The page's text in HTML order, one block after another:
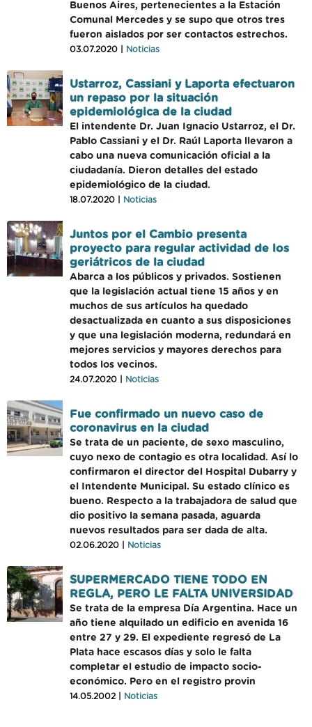
Buenos Aires, pertenecientes a la Estación
Comunal Mercedes y se supo que otros tres
fueron aislados por ser contactos estrechos.
03.07.2020 | Noticias
Ustarroz, Cassiani y Laporta efectuaron
un repaso por la situación
epidemiológica de la ciudad
El intendente Dr. Juan Ignacio Ustarroz, el Dr.
Pablo Cassiani y el Dr. Raúl Laporta llevaron a
cabo una nueva comunicación oficial a la
ciudadanía. Dieron detalles del estado
epidemiológico de la ciudad.
18.07.2020 | Noticias
Juntos por el Cambio presenta
proyecto para regular actividad de los
geriátricos de la ciudad
Abarca a los públicos y privados. Sostienen
que la legislación actual tiene 15 años y en
muchos de sus artículos ha quedado
desactualizada en cuanto a sus disposiciones
y que una legislación moderna, redundará en
mejores servicios y mayores derechos para
todos los vecinos.
24.07.2020 | Noticias
Fue confirmado un nuevo caso de
coronavirus en la ciudad
Se trata de un paciente, de sexo masculino,
cuyo nexo de contagio es otra localidad. Así lo
confirmaron el director del Hospital Dubarry y
el Intendente Municipal. Su estado clínico es
bueno. Respecto a la trabajadora de salud que
dio positivo la semana pasada, aguarda
nuevos resultados para ser dada de alta.
02.06.2020 | Noticias
SUPERMERCADO TIENE TODO EN
REGLA, PERO LE FALTA UNIVERSIDAD
Se trata de la empresa Día Argentina. Hace un
año tiene alquilado un edificio en avenida 16
entre 27 y 29. El expediente regresó de La
Plata hace escasos días y solo le falta
completar el estudio de impacto socio-
económico. Pero en el registro provin
14.05.2002 | Noticias